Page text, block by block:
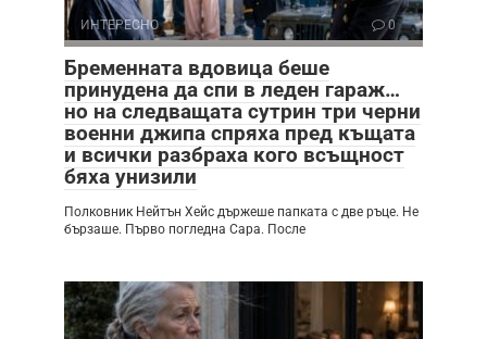
ИНТЕРЕСНО 0
Бременната вдовица беше
принудена да спи в леден гараж…
но на следващата сутрин три черни
военни джипа спряха пред къщата
и всички разбраха кого всъщност
бяха унизили
Полковник Нейтън Хейс държеше папката с две ръце. Не
бързаше. Първо погледна Сара. После